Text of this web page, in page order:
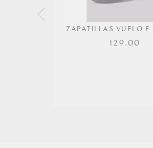
ZAPATILLAS VUELO F
129.00